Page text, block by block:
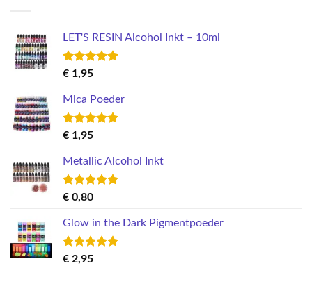
LET'S RESIN Alcohol Inkt – 10ml
Gewaardeerd
€ 1,95
Mica Poeder
Gewaardeerd
€ 1,95
Metallic Alcohol Inkt
Gewaardeerd
€ 0,80
Glow in the Dark Pigmentpoeder
Gewaardeerd
€ 2,95